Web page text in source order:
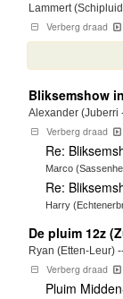
Lammert
Verberg draad
Bliksemshow
Alexander (Juberri
Verberg draad
Re:
Marco
Re:
Harry
De pluim 12z
Ryan (Etten-Leur)
Verberg draad
Pluim